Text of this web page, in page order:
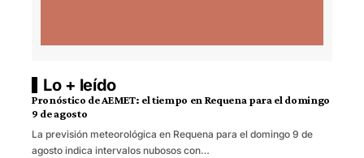
Lo + leído
Pronóstico de AEMET: el tiempo en Requena para el domingo
9 de agosto
La previsión meteorológica en Requena para el domingo 9 de
agosto indica intervalos nubosos con…